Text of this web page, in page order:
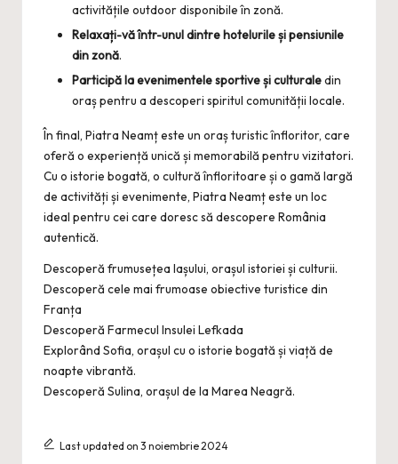
activitățile outdoor disponibile în zonă.
Relaxați-vă într-unul dintre hotelurile și pensiunile
din zonă.
Participă la evenimentele sportive și culturaledin
oraș pentru a descoperi spiritul comunității locale.
În final, Piatra Neamț este un oraș turistic înfloritor, care
oferă o experiență unică și memorabilă pentru vizitatori.
Cu o istorie bogată, o cultură înfloritoare și o gamă largă
de activități și evenimente, Piatra Neamț este un loc
ideal pentru cei care doresc să descopere România
autentică.
Descoperă frumusețea Iașului, orașul istoriei și culturii.
Descoperă cele mai frumoase obiective turistice din
Franța
Descoperă Farmecul Insulei Lefkada
Explorând Sofia, orașul cu o istorie bogată și viață de
noapte vibrantă.
Descoperă Sulina, orașul de la Marea Neagră.
Last updated on 3 noiembrie 2024